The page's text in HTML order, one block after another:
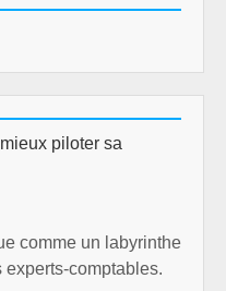
piloter sa
comme un labyrinthe
comptables.